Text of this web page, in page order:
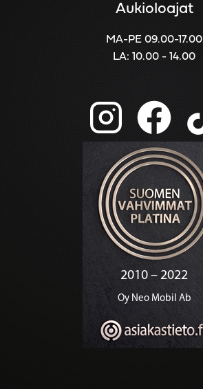
Aukioloajat
MA-PE 09.00-17.00
LA: 10.00 - 14.00